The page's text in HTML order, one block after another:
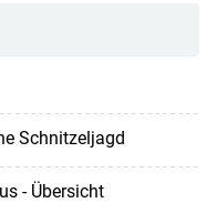
Schnitzeljagd
- Übersicht